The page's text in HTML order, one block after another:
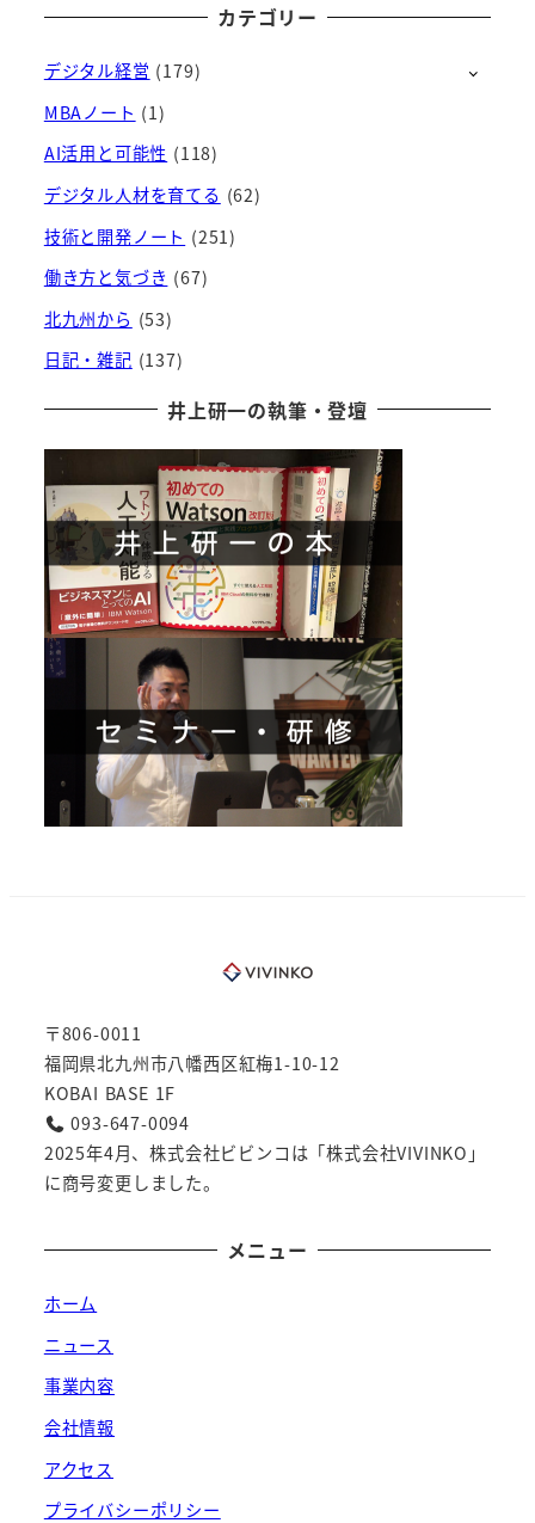
ー
イ
ブ
カテゴリー
デジタル経営 (179)
MBAノート (1)
AI活用と可能性 (118)
デジタル人材を育てる (62)
技術と開発ノート (251)
働き方と気づき (67)
北九州から (53)
日記・雑記 (137)
井上研一の執筆・登壇
〒806-0011
福岡県北九州市八幡西区紅梅1-10-12
KOBAI BASE 1F
093-647-0094
2025年4月、株式会社ビビンコは「株式会社VIVINKO」
に商号変更しました。
メニュー
ホーム
ニュース
事業内容
会社情報
アクセス
プライバシーポリシー